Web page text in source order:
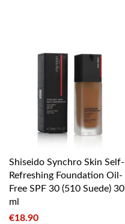
Shiseido Synchro Skin Self-
Refreshing Foundation Oil-
Free SPF 30 (510 Suede) 30
ml
€18.90